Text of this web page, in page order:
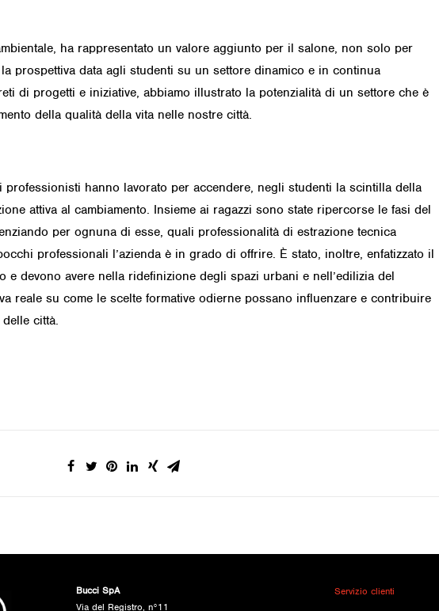
ha rappresentato un valore aggiunto per il salone, non solo per
prospettiva data agli studenti su un settore dinamico e in continua
di progetti e iniziative, abbiamo illustrato la potenzialità di un settore che è
della qualità della vita nelle nostre città.
hanno lavorato per accendere, negli studenti la scintilla della
attiva al cambiamento. Insieme ai ragazzi sono state ripercorse le fasi del
per ognuna di esse, quali professionalità di estrazione tecnica
professionali l’azienda è in grado di offrire. È stato, inoltre, enfatizzato il
devono avere nella ridefinizione degli spazi urbani e nell’edilizia del
reale su come le scelte formative odierne possano influenzare e contribuire
città.
Bucci SpA
Via del Registro, n°11
Servizio clienti